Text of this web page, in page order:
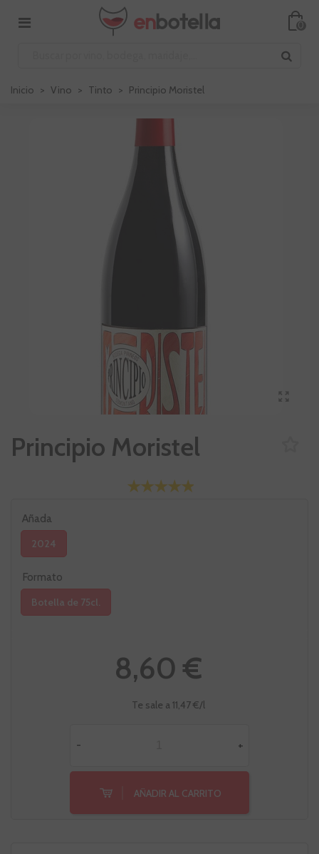
0
Inicio > Vino > Tinto > Principio Moristel
Principio Moristel
Añada
2024
Formato
Botella de 75cl.
8,60 €
Te sale a 11,47 €/l
- +
AÑADIR AL CARRITO